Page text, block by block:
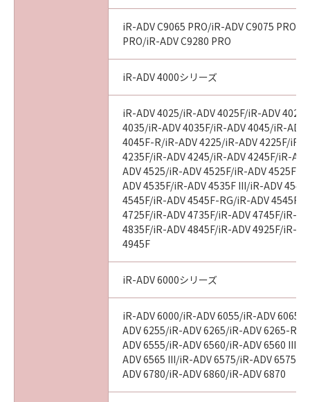
AGREEMENTS, VERBAL OR WRITTEN, AND
ANY OTHER COMMUNICATIONS BETWEEN
YOU AND CANON RELATING TO THE
SUBJECT MATTER HEREOF. NO AMENDMENT
TO THIS AGREEMENT SHALL BE EFFECTIVE
REPRESENTATIVE OF CANON.
Should you have any questions concerning
this Agreement, or if you desire to contact
Canon for any reason, please write to Canon's
sales subsidiary or distributor/dealer, serving
the country where you obtained the
No. I010G021619
iR-ADV C9065 PRO/iR-ADV C9075 PRO/
PRO/iR-ADV C9280 PRO
iR-ADV 4000シリーズ
iR-ADV 4025/iR-ADV 4025F/iR-ADV
4035/iR-ADV 4035F/iR-ADV 4045/iR-ADV
4045F-R/iR-ADV 4225/iR-ADV 4225F/iR-
4235F/iR-ADV 4245/iR-ADV 4245F/iR-
ADV 4525/iR-ADV 4525F/iR-ADV 4525F
ADV 4535F/iR-ADV 4535F III/iR-ADV
4545F/iR-ADV 4545F-RG/iR-ADV 4545F
4725F/iR-ADV 4735F/iR-ADV 4745F/iR-
4835F/iR-ADV 4845F/iR-ADV 4925F/iR-
4945F
iR-ADV 6000シリーズ
iR-ADV 6000/iR-ADV 6055/iR-ADV 6065/
ADV 6255/iR-ADV 6265/iR-ADV 6265-R/
ADV 6555/iR-ADV 6560/iR-ADV 6560 III/
ADV 6565 III/iR-ADV 6575/iR-ADV 6575
ADV 6780/iR-ADV 6860/iR-ADV 6870